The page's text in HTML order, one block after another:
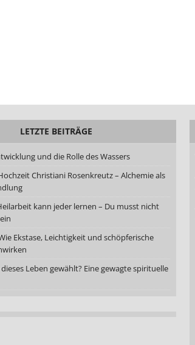
LETZTE BEITRÄGE
und die Rolle des Wassers
Christiani Rosenkreutz – Alchemie als
kann jeder lernen – Du musst nicht
Ekstase, Leichtigkeit und schöpferische
Leben gewählt? Eine gewagte spirituelle